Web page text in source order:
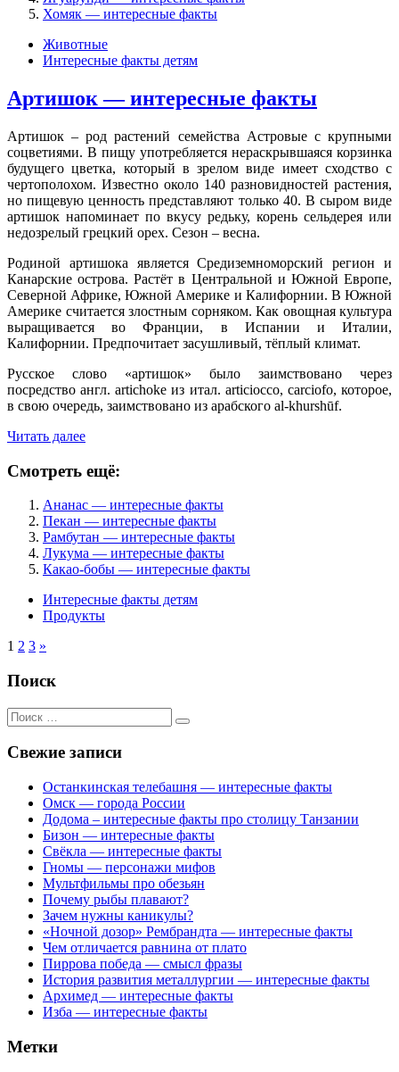
Хомяк — интересные факты
Животные
Интересные факты детям
Артишок — интересные факты
Артишок – род растений семейства Астровые с крупными
соцветиями. В пищу употребляется нераскрывшаяся корзинка
будущего цветка, который в зрелом виде имеет сходство с
чертополохом. Известно около 140 разновидностей растения,
но пищевую ценность представляют только 40. В сыром виде
артишок напоминает по вкусу редьку, корень сельдерея или
недозрелый грецкий орех. Сезон – весна.
Родиной артишока является Средиземноморский регион и
Канарские острова. Растёт в Центральной и Южной Европе,
Северной Африке, Южной Америке и Калифорнии. В Южной
Америке считается злостным сорняком. Как овощная культура
выращивается во Франции, в Испании и Италии,
Калифорнии. Предпочитает засушливый, тёплый климат.
Русское слово «артишок» было заимствовано через
посредство англ. artichoke из итал. articiocco, carciofo, которое,
в свою очередь, заимствовано из арабского al-khurshūf.
Читать далее
Смотреть ещё:
Ананас — интересные факты
Пекан — интересные факты
Рамбутан — интересные факты
Лукума — интересные факты
Какао-бобы — интересные факты
Интересные факты детям
Продукты
1 2 3 »
Поиск
Поиск
для:
Свежие записи
Останкинская телебашня — интересные факты
Омск — города России
Додома – интересные факты про столицу Танзании
Бизон — интересные факты
Свёкла — интересные факты
Гномы — персонажи мифов
Мультфильмы про обезьян
Почему рыбы плавают?
Зачем нужны каникулы?
«Ночной дозор» Рембрандта — интересные факты
Чем отличается равнина от плато
Пиррова победа — смысл фразы
История развития металлургии — интересные факты
Архимед — интересные факты
Изба — интересные факты
Метки